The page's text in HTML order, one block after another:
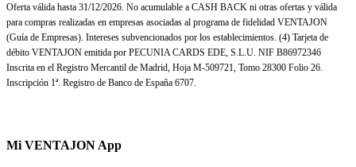
Oferta válida hasta 31/12/2026. No acumulable a CASH BACK ni otras ofertas y válida
para compras realizadas en empresas asociadas al programa de fidelidad VENTAJON
(Guía de Empresas). Intereses subvencionados por los establecimientos. (4) Tarjeta de
débito VENTAJON emitida por PECUNIA CARDS EDE, S.L.U. NIF B86972346
Inscrita en el Registro Mercantil de Madrid, Hoja M-509721, Tomo 28300 Folio 26.
Inscripción 1ª. Registro de Banco de España 6707.
Mi VENTAJON App